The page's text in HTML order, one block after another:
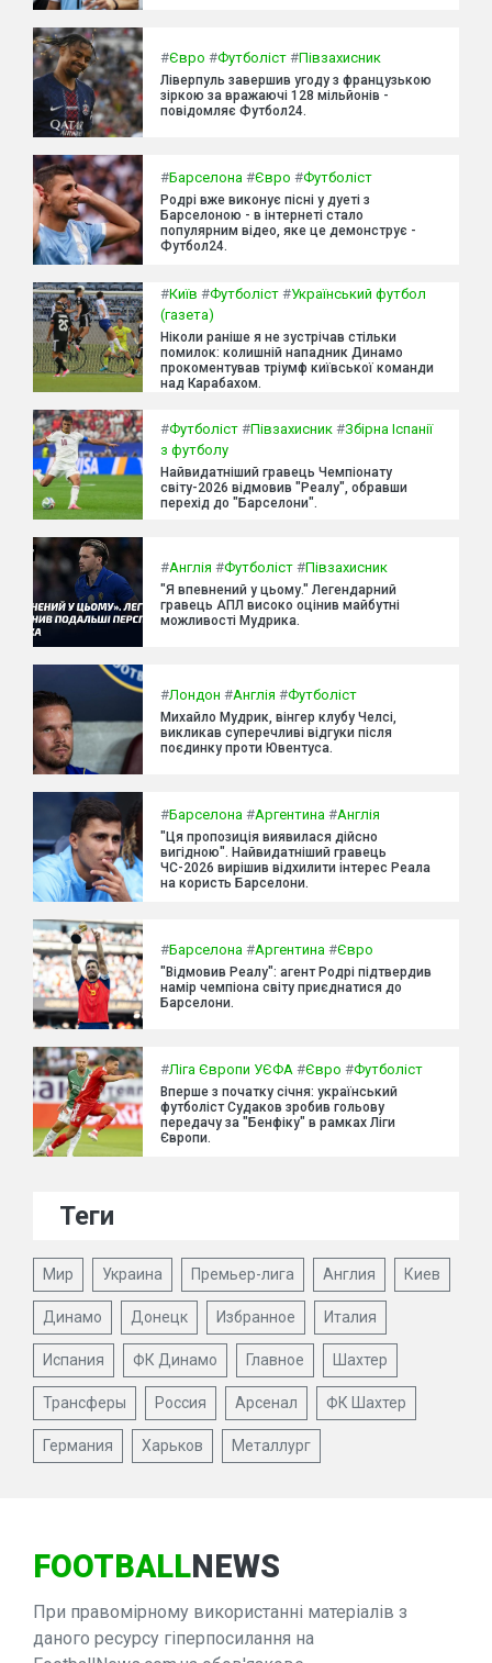
#Євро #Футболіст #Півзахисник
Ліверпуль завершив угоду з французькою
зіркою за вражаючі 128 мільйонів -
повідомляє Футбол24.
#Барселона #Євро #Футболіст
Родрі вже виконує пісні у дуеті з
Барселоною - в інтернеті стало
популярним відео, яке це демонструє -
Футбол24.
#Київ #Футболіст #Український футбол
(газета)
Ніколи раніше я не зустрічав стільки
помилок: колишній нападник Динамо
прокоментував тріумф київської команди
над Карабахом.
#Футболіст #Півзахисник #Збірна Іспанії
з футболу
Найвидатніший гравець Чемпіонату
світу-2026 відмовив "Реалу", обравши
перехід до "Барселони".
#Англія #Футболіст #Півзахисник
"Я впевнений у цьому." Легендарний
гравець АПЛ високо оцінив майбутні
можливості Мудрика.
#Лондон #Англія #Футболіст
Михайло Мудрик, вінгер клубу Челсі,
викликав суперечливі відгуки після
поєдинку проти Ювентуса.
#Барселона #Аргентина #Англія
"Ця пропозиція виявилася дійсно
вигідною". Найвидатніший гравець
ЧС-2026 вирішив відхилити інтерес Реала
на користь Барселони.
#Барселона #Аргентина #Євро
"Відмовив Реалу": агент Родрі підтвердив
намір чемпіона світу приєднатися до
Барселони.
#Ліга Європи УЄФА #Євро #Футболіст
Вперше з початку січня: український
футболіст Судаков зробив гольову
передачу за "Бенфіку" в рамках Ліги
Європи.
Теги
Мир Украина Премьер-лига Англия Киев
Динамо Донецк Избранное Италия
Испания ФК Динамо Главное Шахтер
Трансферы Россия Арсенал ФК Шахтер
Германия Харьков Металлург
FOOTBALLNEWS
При правомірному використанні матеріалів з
даного ресурсу гіперпосилання на